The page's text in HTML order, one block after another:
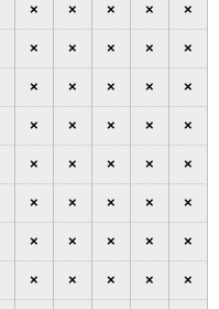
× × × × ×
× × × × ×
× × × × ×
× × × × ×
× × × × ×
× × × × ×
× × × × ×
× × × × ×